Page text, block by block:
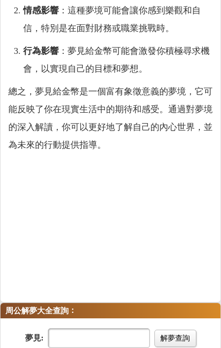
情感影響 ：這種夢境可能會讓你感到樂觀和自
信，特別是在面對財務或職業挑戰時。
行為影響 ：夢見給金幣可能會激發你積極尋求機
會，以實現自己的目標和夢想。
總之，夢見給金幣是一個富有象徵意義的夢境，它可
能反映了你在現實生活中的期待和感受。通過對夢境
的深入解讀，你可以更好地了解自己的內心世界，並
為未來的行動提供指導。
周公解夢大全查詢 ：
夢見: 解夢查詢